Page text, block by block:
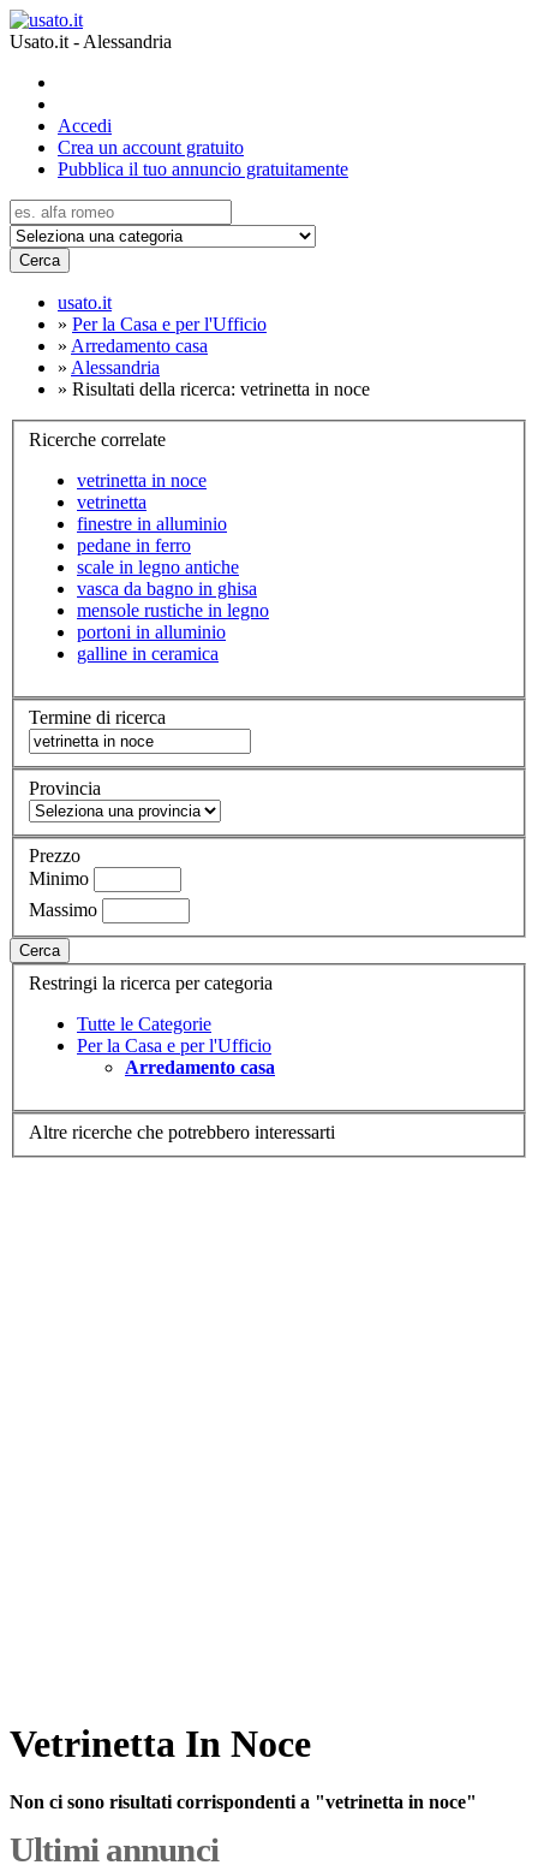
Usato.it - Alessandria
Accedi
Crea un account gratuito
Pubblica il tuo annuncio gratuitamente
Cerca
usato.it
» Per la Casa e per l'Ufficio
» Arredamento casa
» Alessandria
» Risultati della ricerca: vetrinetta in noce
Ricerche correlate
vetrinetta in noce
vetrinetta
finestre in alluminio
pedane in ferro
scale in legno antiche
vasca da bagno in ghisa
mensole rustiche in legno
portoni in alluminio
galline in ceramica
Termine di ricerca
Provincia
Prezzo
Minimo
Massimo
Cerca
Restringi la ricerca per categoria
Tutte le Categorie
Per la Casa e per l'Ufficio
Arredamento casa
Altre ricerche che potrebbero interessarti
Vetrinetta In Noce
Non ci sono risultati corrispondenti a "vetrinetta in noce"
Ultimi annunci